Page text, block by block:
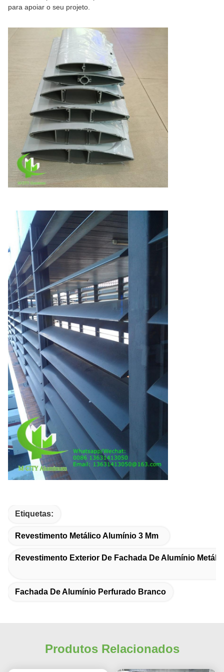
para apoiar o seu projeto.
Etiquetas:
Revestimento Metálico Alumínio 3 Mm
Revestimento Exterior De Fachada De Alumínio
Fachada De Alumínio Perfurado Branco
Produtos Relacionados